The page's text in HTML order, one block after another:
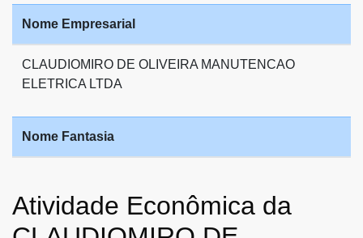
Nome Empresarial
CLAUDIOMIRO DE OLIVEIRA MANUTENCAO
ELETRICA LTDA
Nome Fantasia
Atividade Econômica da